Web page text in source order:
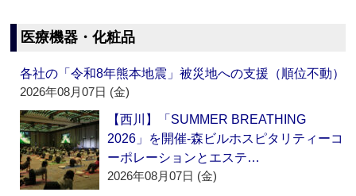
医療機器・化粧品
各社の「令和8年熊本地震」被災地への支援（順位不動）
2026年08月07日 (金)
【西川】「SUMMER BREATHING
2026」を開催‐森ビルホスピタリティーコ
ーポレーションとエステ…
2026年08月07日 (金)